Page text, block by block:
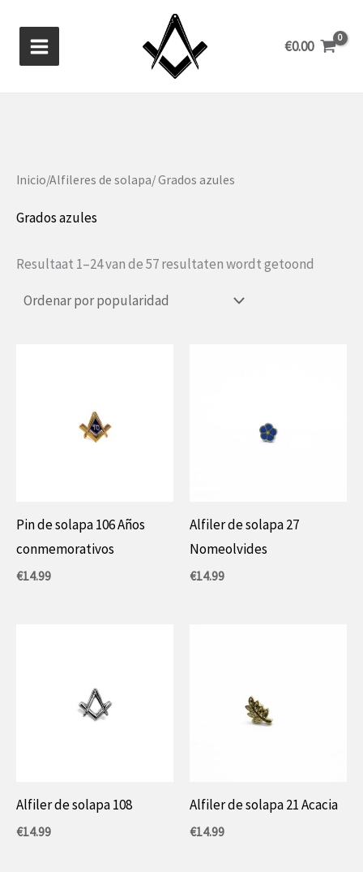
contenido
€0.00
Inicio/Alfileres de solapa/ Grados azules
Grados azules
Resultaat 1–24 van de 57 resultaten wordt getoond
Pin de solapa 106 Años
conmemorativos
€14.99
Alfiler de solapa 27
Nomeolvides
€14.99
Alfiler de solapa 108
€14.99
Alfiler de solapa 21 Acacia
€14.99